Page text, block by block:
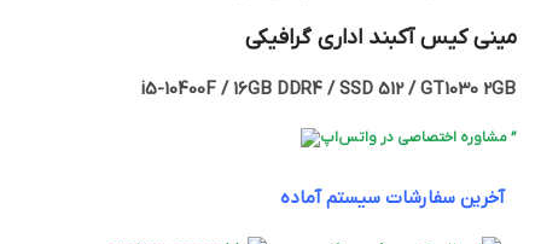
مینی کیس آکبند اداری گرافیکی
” مشاوره اختصاصی در واتس‌اپ
آخرین سفارشات سیستم آماده